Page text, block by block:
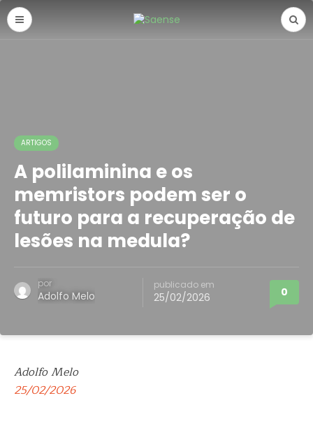
ARTIGOS
A polilaminina e os
memristors podem ser o
futuro para a recuperação de
lesões na medula?
por
Adolfo Melo
publicado em
25/02/2026 0
Adolfo Melo
25/02/2026